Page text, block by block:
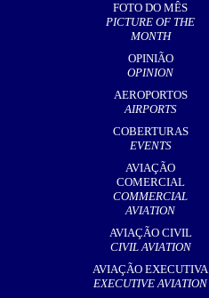
FOTO DO MÊS
PICTURE OF THE
MONTH
OPINIÃO
OPINION
AEROPORTOS
AIRPORTS
,
COBERTURAS
EVENTS
AVIAÇÃO
COMERCIAL
COMMERCIAL
AVIATION
AVIAÇÃO CIVIL
CIVIL AVIATION
AVIAÇÃO EXECUTIVA
EXECUTIVE AVIATION